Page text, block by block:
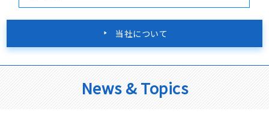
当社について
News & Topics